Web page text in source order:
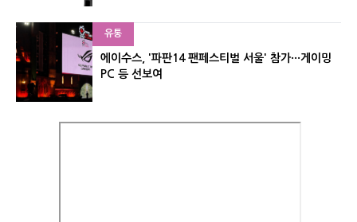
유통
에이수스, '파판14 팬페스티벌 서울' 참가···게이밍
PC 등 선보여